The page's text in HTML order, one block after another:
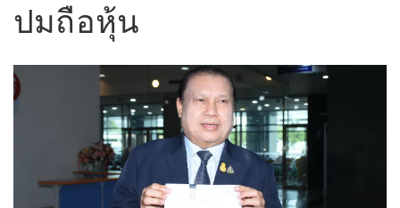
ปมถือหุ้น